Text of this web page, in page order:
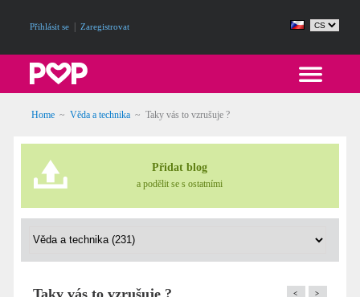
Přihlásit se Zaregistrovat
Home ~ Věda a technika ~ Taky vás to vzrušuje ?
Přidat blog
a podělit se s ostatními
Taky vás to vzrušuje ? < >